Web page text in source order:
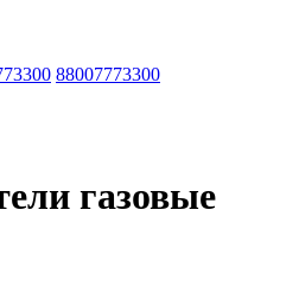
88007773300
газовые